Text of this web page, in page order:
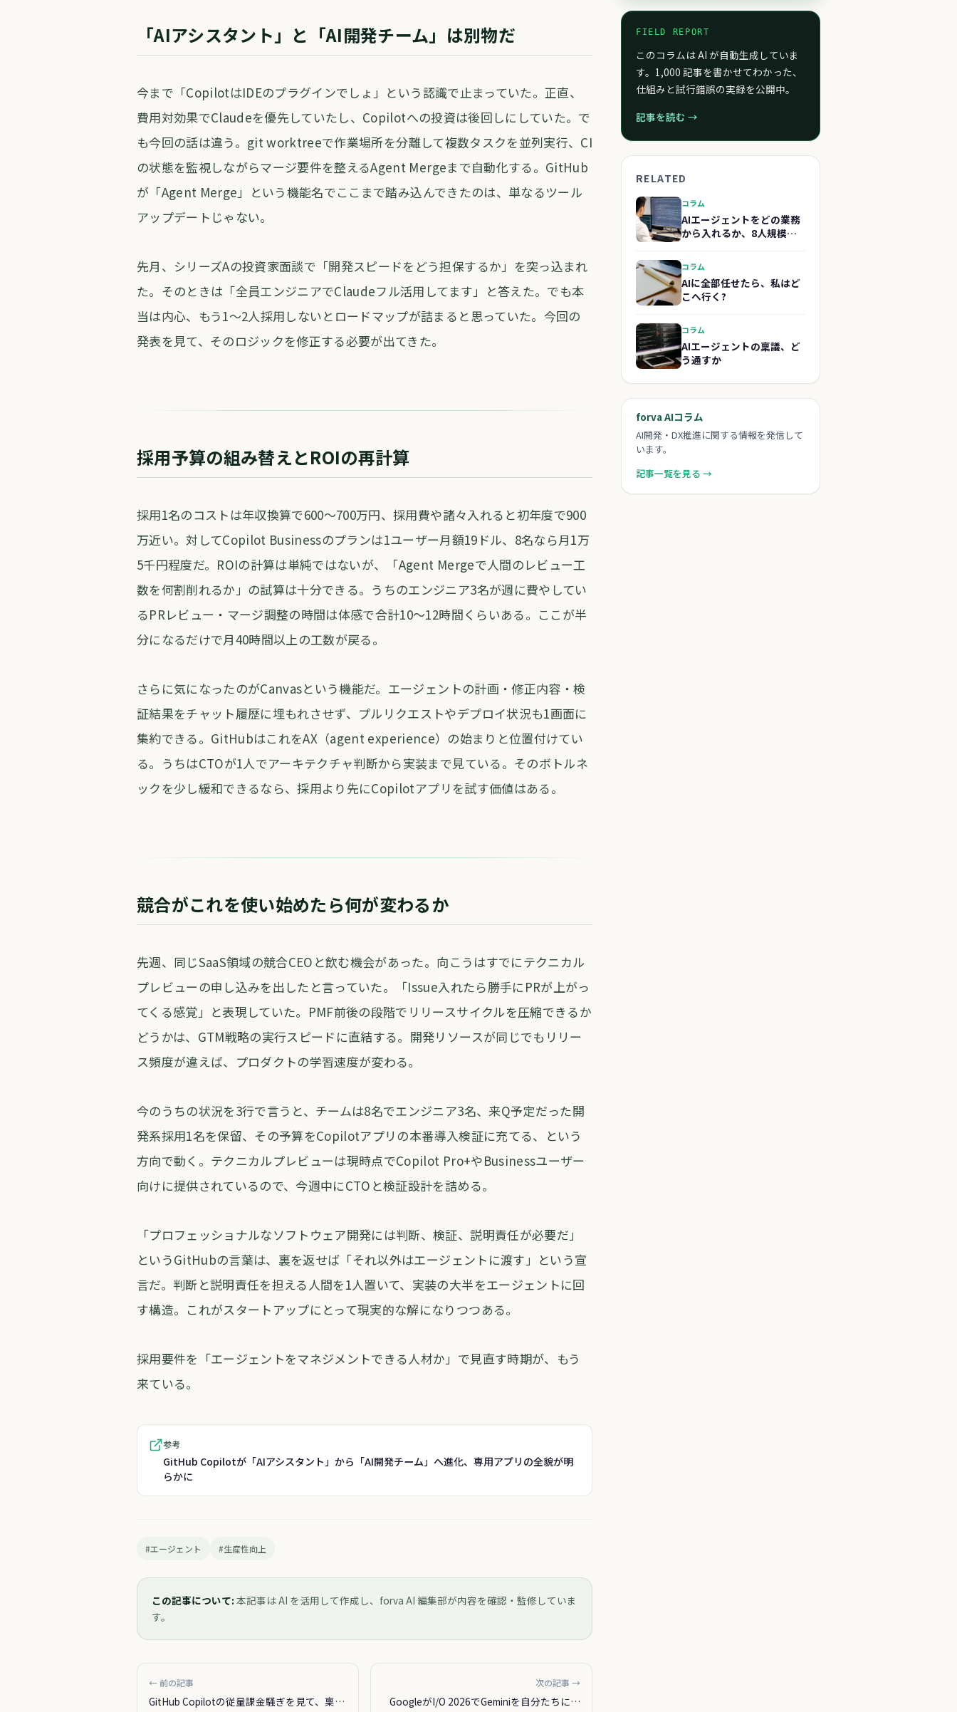
「AIアシスタント」と「AI開発チーム」は別物だ
今まで「CopilotはIDEのプラグインでしょ」という認識で止まっていた。正直、
費用対効果でClaudeを優先していたし、Copilotへの投資は後回しにしていた。で
も今回の話は違う。git worktreeで作業場所を分離して複数タスクを並列実行、CI
の状態を監視しながらマージ要件を整えるAgent Mergeまで自動化する。GitHub
が「Agent Merge」という機能名でここまで踏み込んできたのは、単なるツール
アップデートじゃない。
先月、シリーズAの投資家面談で「開発スピードをどう担保するか」を突っ込まれ
た。そのときは「全員エンジニアでClaudeフル活用してます」と答えた。でも本
当は内心、もう1〜2人採用しないとロードマップが詰まると思っていた。今回の
発表を見て、そのロジックを修正する必要が出てきた。
採用予算の組み替えとROIの再計算
採用1名のコストは年収換算で600〜700万円、採用費や諸々入れると初年度で900
万近い。対してCopilot Businessのプランは1ユーザー月額19ドル、8名なら月1万
5千円程度だ。ROIの計算は単純ではないが、「Agent Mergeで人間のレビュー工
数を何割削れるか」の試算は十分できる。うちのエンジニア3名が週に費やしてい
るPRレビュー・マージ調整の時間は体感で合計10〜12時間くらいある。ここが半
分になるだけで月40時間以上の工数が戻る。
さらに気になったのがCanvasという機能だ。エージェントの計画・修正内容・検
証結果をチャット履歴に埋もれさせず、プルリクエストやデプロイ状況も1画面に
集約できる。GitHubはこれをAX（agent experience）の始まりと位置付けてい
る。うちはCTOが1人でアーキテクチャ判断から実装まで見ている。そのボトルネ
ックを少し緩和できるなら、採用より先にCopilotアプリを試す価値はある。
競合がこれを使い始めたら何が変わるか
先週、同じSaaS領域の競合CEOと飲む機会があった。向こうはすでにテクニカル
プレビューの申し込みを出したと言っていた。「Issue入れたら勝手にPRが上がっ
てくる感覚」と表現していた。PMF前後の段階でリリースサイクルを圧縮できるか
どうかは、GTM戦略の実行スピードに直結する。開発リソースが同じでもリリー
ス頻度が違えば、プロダクトの学習速度が変わる。
今のうちの状況を3行で言うと、チームは8名でエンジニア3名、来Q予定だった開
発系採用1名を保留、その予算をCopilotアプリの本番導入検証に充てる、という
方向で動く。テクニカルプレビューは現時点でCopilot Pro+やBusinessユーザー
向けに提供されているので、今週中にCTOと検証設計を詰める。
「プロフェッショナルなソフトウェア開発には判断、検証、説明責任が必要だ」
というGitHubの言葉は、裏を返せば「それ以外はエージェントに渡す」という宣
言だ。判断と説明責任を担える人間を1人置いて、実装の大半をエージェントに回
す構造。これがスタートアップにとって現実的な解になりつつある。
採用要件を「エージェントをマネジメントできる人材か」で見直す時期が、もう
来ている。
参考
GitHub Copilotが「AIアシスタント」から「AI開発チーム」へ進化、専用アプリの全貌が明
らかに
#エージェント #生産性向上
この記事について: 本記事は AI を活用して作成し、forva AI 編集部が内容を確認・監修していま
す。
← 前の記事
GitHub Copilotの従量課金騒ぎを見て、稟議
次の記事 →
GoogleがI/O 2026でGeminiを自分たちに使
FIELD REPORT
このコラムは AI が自動生成していま
す。1,000 記事を書かせてわかった、
仕組みと試行錯誤の実録を公開中。
記事を読む →
RELATED
コラム
AIエージェントをどの業務
から入れるか、8人規模で
コラム
AIに全部任せたら、私はど
こへ行く?
コラム
AIエージェントの稟議、ど
う通すか
forva AIコラム
AI開発・DX推進に関する情報を発信して
います。
記事一覧を見る →